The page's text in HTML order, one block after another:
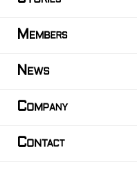
M EMBERS
N EWS
COMPANY
CONTACT